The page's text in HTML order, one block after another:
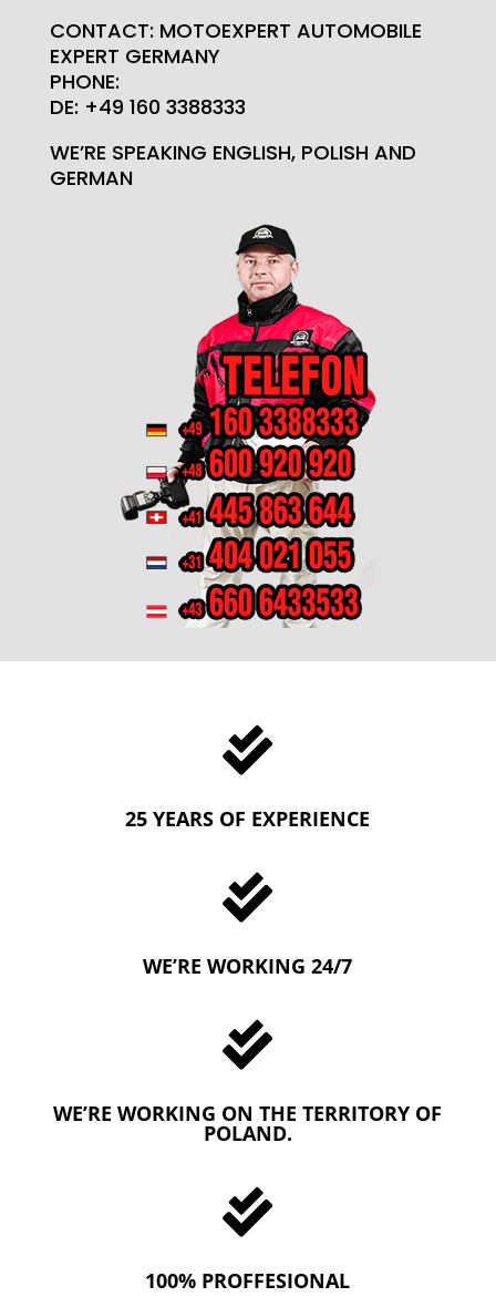
CONTACT: MOTOEXPERT AUTOMOBILE
EXPERT GERMANY
PHONE:
DE: +49 160 3388333
WE’RE SPEAKING ENGLISH, POLISH AND
GERMAN

25 YEARS OF EXPERIENCE

WE’RE WORKING 24/7

WE’RE WORKING ON THE TERRITORY OF
POLAND.

100% PROFFESIONAL